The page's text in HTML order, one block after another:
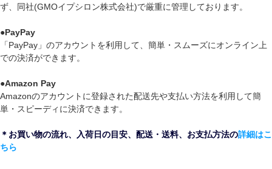
ず、同社(GMOイプシロン株式会社)で厳重に管理しております。
●PayPay
「PayPay」のアカウントを利用して、簡単・スムーズにオンライン上
での決済ができます。
●Amazon Pay
Amazonのアカウントに登録された配送先や支払い方法を利用して簡
単・スピーディに決済できます。
＊お買い物の流れ、入荷日の目安、配送・送料、お支払方法の詳細はこ
ちら